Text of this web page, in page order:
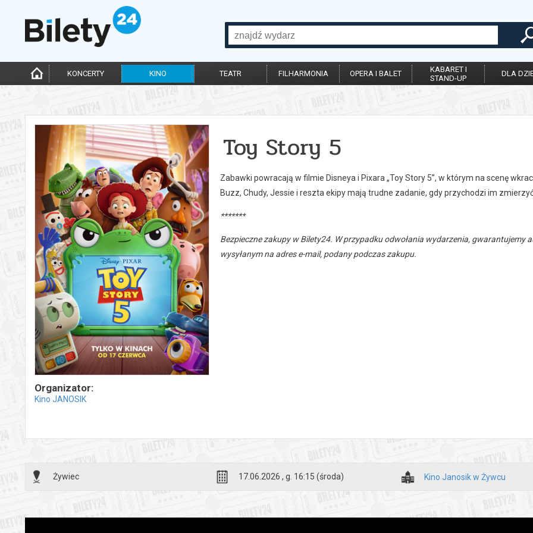
KONCERTY KINO TEATR FILHARMONIA OPERA I BALET
KABARET I
STAND-UP
DLA
Organizator:
Kino JANOSIK
Toy Story 5
Zabawki powracają w filmie Disneya i Pixara „Toy Story 5”, w którym na scenę
Buzz, Chudy, Jessie i reszta ekipy mają trudne zadanie, gdy przychodzi im
*******
Bezpieczne zakupy w Bilety24. W przypadku odwołania wydarzenia,
wysyłanym na adres e-mail, podany podczas zakupu.
Żywiec 17.06.2026 , g. 16:15 (środa) Kino Janosik w Żywcu